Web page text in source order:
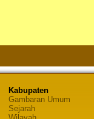
Kabupaten
Gambaran Umum
Sejarah